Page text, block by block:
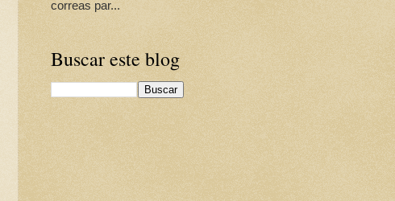
correas par...
Buscar este blog